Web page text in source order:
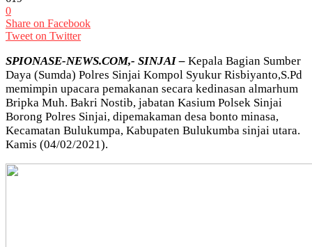
0
Share on Facebook
Tweet on Twitter
SPIONASE-NEWS.COM,- SINJAI – Kepala Bagian Sumber
Daya (Sumda) Polres Sinjai Kompol Syukur Risbiyanto,S.Pd
memimpin upacara pemakanan secara kedinasan almarhum
Bripka Muh. Bakri Nostib, jabatan Kasium Polsek Sinjai
Borong Polres Sinjai, dipemakaman desa bonto minasa,
Kecamatan Bulukumpa, Kabupaten Bulukumba sinjai utara.
Kamis (04/02/2021).